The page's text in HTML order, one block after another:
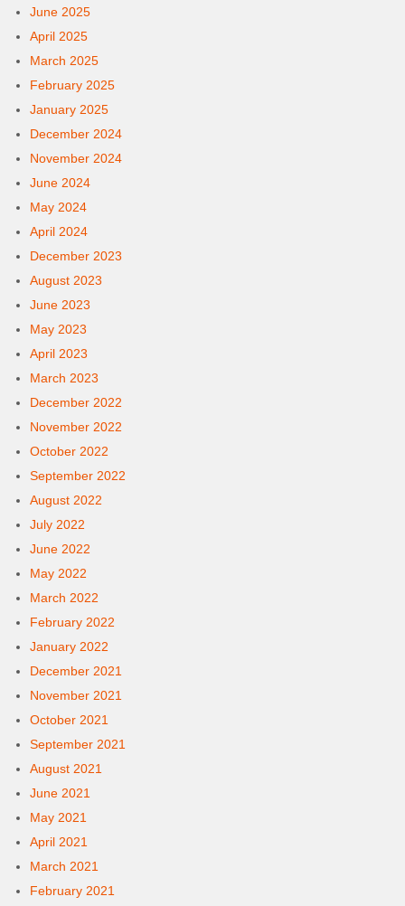
June 2025
April 2025
March 2025
February 2025
January 2025
December 2024
November 2024
June 2024
May 2024
April 2024
December 2023
August 2023
June 2023
May 2023
April 2023
March 2023
December 2022
November 2022
October 2022
September 2022
August 2022
July 2022
June 2022
May 2022
March 2022
February 2022
January 2022
December 2021
November 2021
October 2021
September 2021
August 2021
June 2021
May 2021
April 2021
March 2021
February 2021